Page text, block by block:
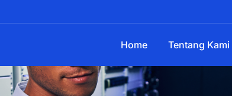
Home Tentang Kami